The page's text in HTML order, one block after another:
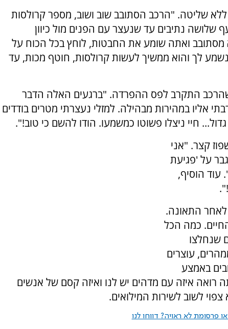
שליטה. "הרכב הסתובב שוב ושוב, מספר קרולסות
נתיבים עד שנעצר עם הפנים מול כיוון
מסתובב ואתה שומע את החבטות, לוחץ בכל הכוח על
לך והוא ממשיך לעשות קרולסות, חוטף מכות, עד
התקרב לפס ההפרדה. "ברגעים האלה הדבר
אליו במהירות מבהילה. למזלי נעצרתי מטרים בודדים
חיי ניצלו פשוטו כמשמעו. הודו להשם כי טוב!".
קצר. "אני
על 'פגיעת
הוסיף,
לאחר התאונה.
כמה הכל
שנחלצו
עוצרים
באמצע
רואה איזה עם מדהים יש לנו ואיזה קסם של אנשים
צפוי לשוב לשירות המילואים.
פרסומת לא ראויה? דווחו לנו